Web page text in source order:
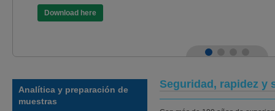
Download here
Analítica y preparación de
muestras
Seguridad, rapidez y